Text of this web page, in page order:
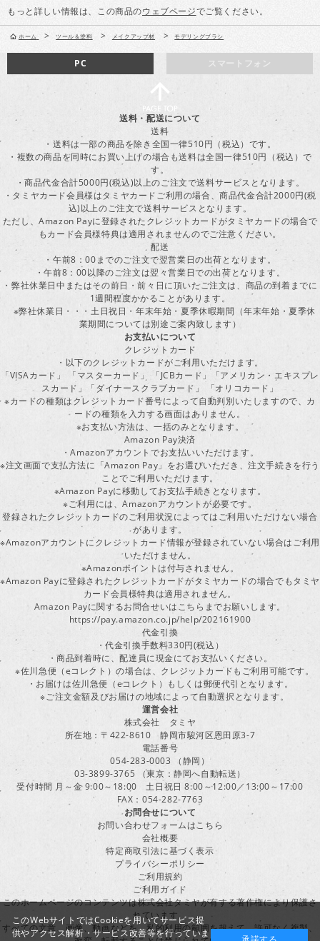
もっと詳しい情報は、この商品のウェブページでご覧ください。
ホーム > ツール＆塗料 > メイクアップ材 > モデリングブラシ
スマートフォン
PC
送料・配送について
送料
・送料は一部の商品を除き全国一律510円（税込）です。
・複数の商品を同時にお買い上げの場合も送料は全国一律510円（税込）で
す。
・商品代金合計5000円(税込)以上のご注文で送料サービスとなります。
・タミヤカード会員様はタミヤカードご利用の場合、商品代金合計2000円(税
込)以上のご注文で送料サービスとなります。
ただし、Amazon Payに登録されたクレジットカードがタミヤカードの場合で
もカード会員様特典は適用されませんのでご注意ください。
配送
・午前8：00までのご注文で翌営業日の出荷となります。
・午前8：00以降のご注文は翌々営業日での出荷となります。
・弊社休業日中またはその前日・前々日に頂いたご注文は、商品の到着までに
1週間程度かかることがあります。
※弊社休業日・・・土日祝日・年末年始・夏季休暇期間（年末年始・夏季休
業期間については別途ご案内致します）
お支払いについて
クレジットカード
・以下のクレジットカードがご利用いただけます。
「VISAカード」 「マスターカード」 「JCBカード」「アメリカン・エキスプレ
スカード」「ダイナースクラブカード」 「オリコカード」
※カードの種類はクレジットカード番号によって自動判別いたしますので、カ
ードの種類を入力する画面はありません。
※お支払い方法は、一括のみとなります。
Amazon Pay決済
・Amazonアカウントでお支払いいただけます。
※注文画面で支払方法に「Amazon Pay」をお選びいただき、注文手続きを行う
ことでご利用いただけます。
※Amazon Payに移動してお支払手続きとなります。
※ご利用には、Amazonアカウントが必要です。
登録されたクレジットカードのご利用状況によってはご利用いただけない場合
があります。
※Amazonアカウントにクレジットカード情報が登録されていない場合はご利用
いただけません。
※Amazonポイントは付与されません。
※Amazon Payに登録されたクレジットカードがタミヤカードの場合でもタミヤ
カード会員様特典は適用されません。
Amazon Payに関するお問合せいはこちらまでお願いします。
https://pay.amazon.co.jp/help/202161900
代金引換
・代金引換手数料330円(税込）
・商品到着時に、配達員に現金にてお支払いください。
※佐川急便（eコレクト）の場合は、クレジットカードもご利用可能です。
・お届けは佐川急便（eコレクト）もしくは郵便代引となります。
※ご注文金額及びお届けの地域によって自動選択となります。
運営会社
株式会社 タミヤ
所在地：〒422-8610 静岡市駿河区恩田原3-7
電話番号
054-283-0003 （静岡）
03-3899-3765 （東京：静岡へ自動転送）
受付時間 月～金 9:00～18:00 土日祝日 8:00～12:00／13:00～17:00
FAX：054-282-7763
お問合せについて
お問い合わせフォームはこちら
会社概要
特定商取引法に基づく表示
プライバシーポリシー
ご利用規約
ご利用ガイド
このホームページのコンテンツは株式会社タミヤが有する著作権により保護さ
れています。
すべての文章、画像、動画などを、私的利用の範囲を超えて、許可なく複製、
このWebサイトではCookieを用いてサービス提
供やアクセス解析・サービス改善等を行っていま